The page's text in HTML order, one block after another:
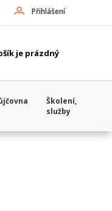
Přihlášení
je prázdný
Školení,
služby